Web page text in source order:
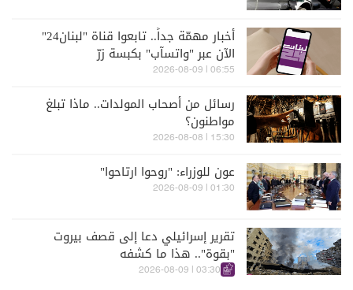
أخبار مهمّة جداً.. تابعوا قناة "لبنان24"
الآن عبر "واتسآب" بكبسة زرّ
06:55 | 2026-08-09
رسائل من أصحاب المولدات.. ماذا تبلغ
مواطنون؟
15:30 | 2026-08-08
عون للوزراء: "روحوا ارتاحوا"
01:30 | 2026-08-09
تقرير إسرائيلي دعا إلى قصف بيروت
"بقوة".. هذا ما كشفه
03:30 | 2026-08-09